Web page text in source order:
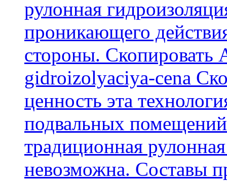
рулонная
проникающего
стороны. Скопировать
gidroizolyaciya-cena
ценность эта
подвальных
традиционная
невозможна. Составы